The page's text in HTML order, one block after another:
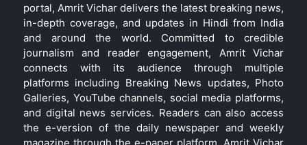
portal, Amrit Vichar delivers the latest breaking news,
in-depth coverage, and updates in Hindi from India
and around the world. Committed to credible
journalism and reader engagement, Amrit Vichar
connects with its audience through multiple
platforms including Breaking News updates, Photo
Galleries, YouTube channels, social media platforms,
and digital news services. Readers can also access
the e-version of the daily newspaper and weekly
magazine through the e-paper platform. Amrit Vichar